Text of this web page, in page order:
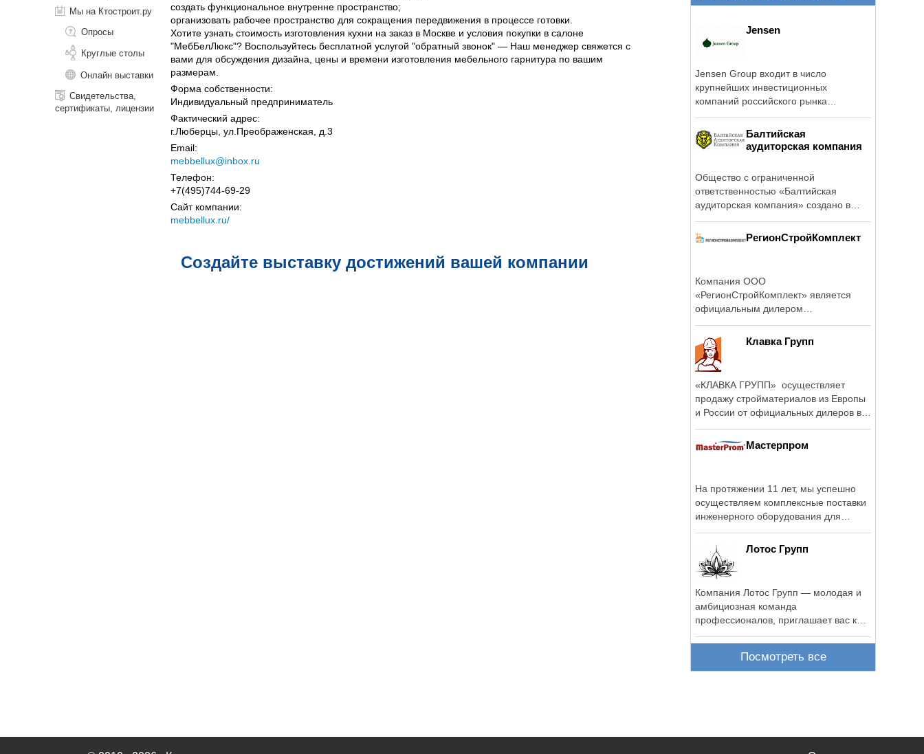
Мы на Ктостроит.ру
Опросы
Круглые столы
Онлайн выставки
Свидетельства,
сертификаты, лицензии
создать функциональное внутренне пространство;
организовать рабочее пространство для сокращения передвижения в процессе готовки.
Хотите узнать стоимость изготовления кухни на заказ в Москве и условия покупки в салоне
"МебБелЛюкс"? Воспользуйтесь бесплатной услугой "обратный звонок" — Наш менеджер свяжется с
вами для обсуждения дизайна, цены и времени изготовления мебельного гарнитура по вашим
размерам.
Форма собственности:
Индивидуальный предприниматель
Фактический адрес:
г.Люберцы, ул.Преображенская, д.3
Email:
mebbellux@inbox.ru
Телефон:
+7(495)744-69-29
Сайт компании:
mebbellux.ru/
Создайте выставку достижений вашей компании
Jensen
Jensen Group входит в число
крупнейших инвестиционных
компаний российского рынка
Балтийская
аудиторская компания
Общество с ограниченной
ответственностью «Балтийская
аудиторская компания» создано в
РегионСтройКомплект
Компания ООО
«РегионСтройКомплект» является
официальным дилером
Клавка Групп
«КЛАВКА ГРУПП» осуществляет
продажу стройматериалов из Европы
и России от официальных дилеров в
Мастерпром
На протяжении 11 лет, мы успешно
осуществляем комплексные поставки
инженерного оборудования для
Лотос Групп
Компания Лотос Групп — молодая и
амбициозная команда
профессионалов, приглашает вас к
Посмотреть все